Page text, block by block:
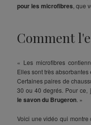
pour les microfibres , que
Comment
« Les microfibres
Elles sont très absorbantes
Certaines paires de
30 ou 40 degrés. Pour ce,
le savon du Brugeron . »
Voici une vidéo qui montre